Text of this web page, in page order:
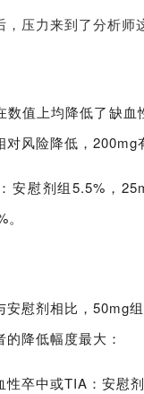
压力来到了分析师
数值上均降低了缺
风险降低， 200mg
安慰剂组5.5%，
安慰剂相比，50mg
降低幅度最大：
性卒中或TIA：安慰